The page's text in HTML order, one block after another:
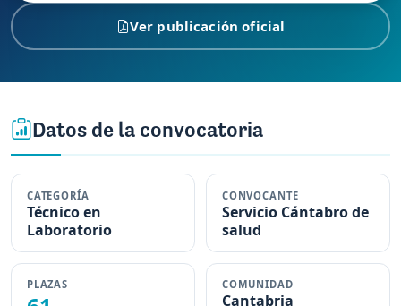
Ver publicación oficial
Datos de la convocatoria
CATEGORÍA
Técnico en
Laboratorio
CONVOCANTE
Servicio Cántabro de
salud
PLAZAS COMUNIDAD
Cantabria